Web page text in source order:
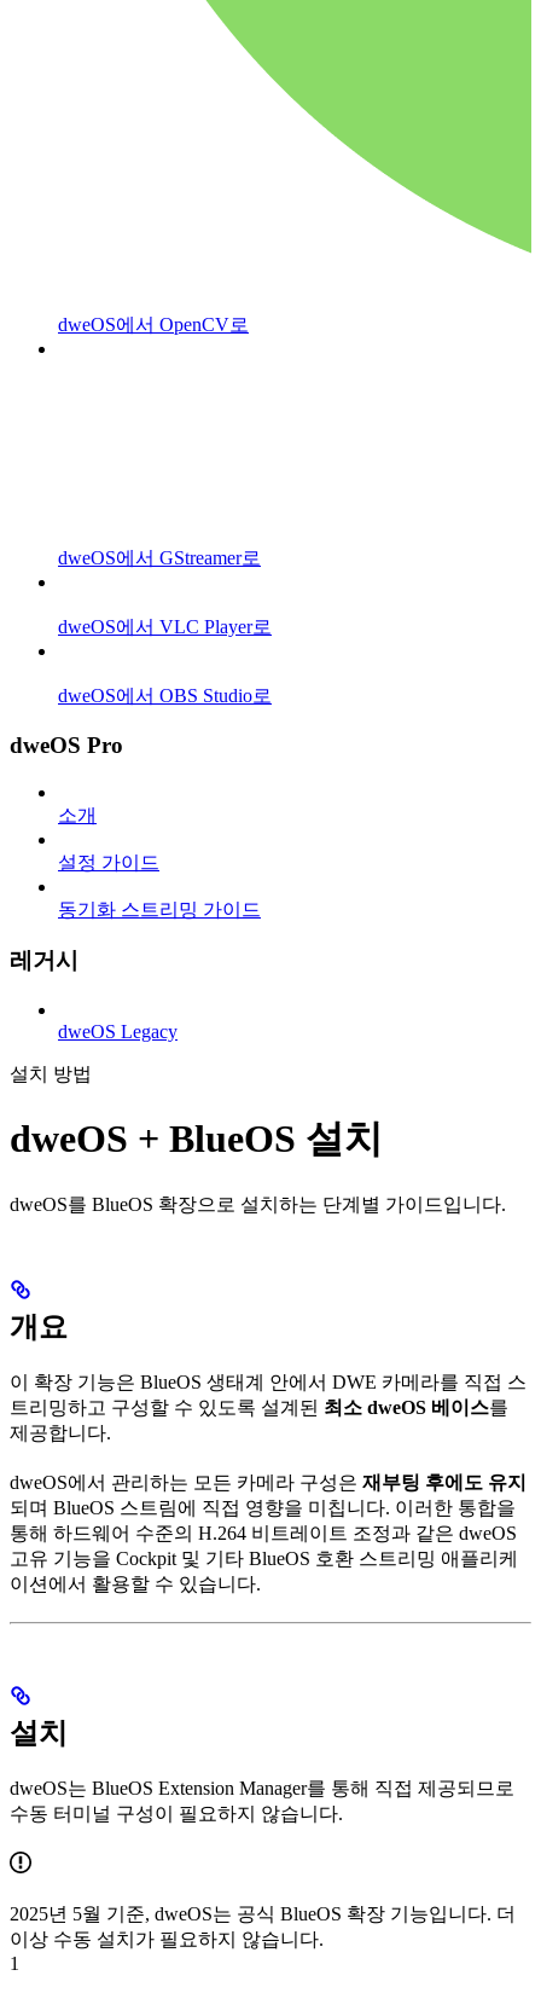
dweOS에서 OpenCV로
dweOS에서 GStreamer로
dweOS에서 VLC Player로
dweOS에서 OBS Studio로
dweOS Pro
소개
설정 가이드
동기화 스트리밍 가이드
레거시
dweOS Legacy
설치 방법
dweOS + BlueOS 설치
dweOS를 BlueOS 확장으로 설치하는 단계별 가이드입니다.
개요
이 확장 기능은 BlueOS 생태계 안에서 DWE 카메라를 직접 스
트리밍하고 구성할 수 있도록 설계된 최소 dweOS 베이스를
제공합니다.
dweOS에서 관리하는 모든 카메라 구성은 재부팅 후에도 유지
되며 BlueOS 스트림에 직접 영향을 미칩니다. 이러한 통합을
통해 하드웨어 수준의 H.264 비트레이트 조정과 같은 dweOS
고유 기능을 Cockpit 및 기타 BlueOS 호환 스트리밍 애플리케
이션에서 활용할 수 있습니다.
설치
dweOS는 BlueOS Extension Manager를 통해 직접 제공되므로
수동 터미널 구성이 필요하지 않습니다.
2025년 5월 기준, dweOS는 공식 BlueOS 확장 기능입니다. 더
이상 수동 설치가 필요하지 않습니다.
1